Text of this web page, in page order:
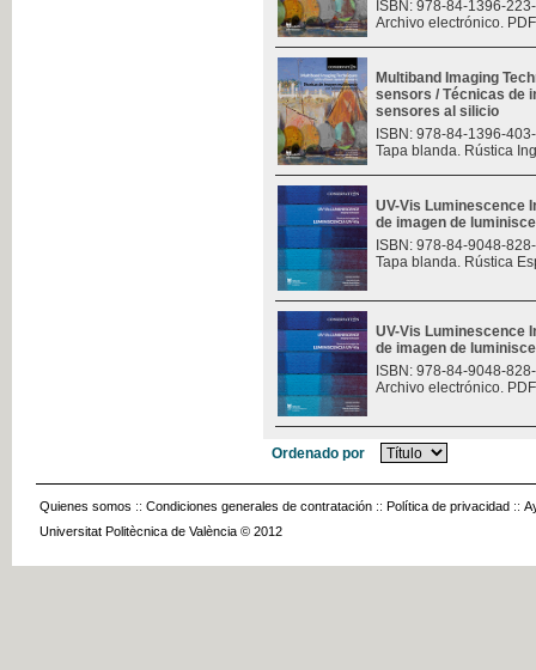
ISBN: 978-84-1396-
Archivo electrónico.
Multiband Imaging
sensors / Técnicas de
sensores al silicio
ISBN: 978-84-1396-
Tapa blanda. Rústica
UV-Vis Luminescence
de imagen de
ISBN: 978-84-9048-
Tapa blanda. Rústica
UV-Vis Luminescence
de imagen de
ISBN: 978-84-9048-
Archivo electrónico.
Ordenado por
Quienes somos :: Condiciones generales de contratación :: Política de privacidad ::
Universitat Politècnica de València © 2012